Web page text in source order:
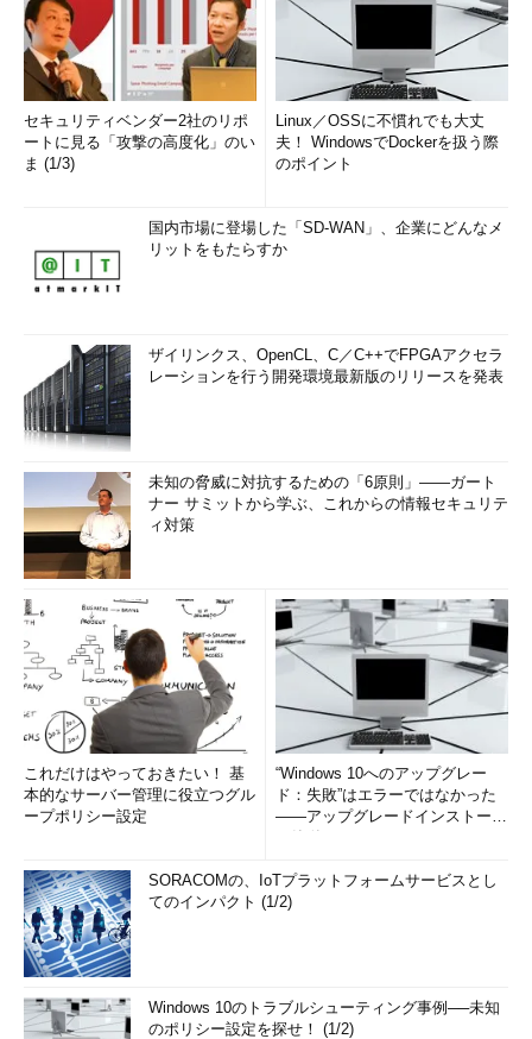
セキュリティベンダー2社のリポ
ートに見る「攻撃の高度化」のい
ま (1/3)
Linux／OSSに不慣れでも大丈
夫！ WindowsでDockerを扱う際
のポイント
国内市場に登場した「SD-WAN」、企業にどんなメ
リットをもたらすか
ザイリンクス、OpenCL、C／C++でFPGAアクセラ
レーションを行う開発環境最新版のリリースを発表
未知の脅威に対抗するための「6原則」――ガート
ナー サミットから学ぶ、これからの情報セキュリテ
ィ対策
これだけはやっておきたい！ 基
本的なサーバー管理に役立つグル
ープポリシー設定
“Windows 10へのアップグレー
ド：失敗”はエラーではなかった
――アップグレードインストール
SORACOMの、IoTプラットフォームサービスとし
てのインパクト (1/2)
Windows 10のトラブルシューティング事例──未知
のポリシー設定を探せ！ (1/2)